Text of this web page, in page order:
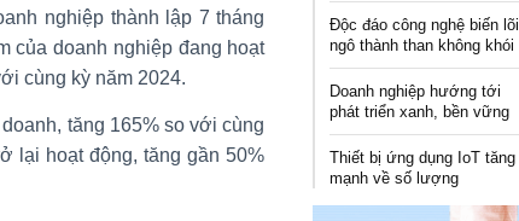
nghiệp thành lập 7 tháng
của doanh nghiệp đang hoạt
cùng kỳ năm 2024.
tăng 165% so với cùng
lại hoạt động, tăng gần 50%
Độc đáo công nghệ biến lõi
ngô thành than không khói
Doanh nghiệp hướng tới
phát triển xanh, bền vững
Thiết bị ứng dụng IoT tăng
mạnh về số lượng